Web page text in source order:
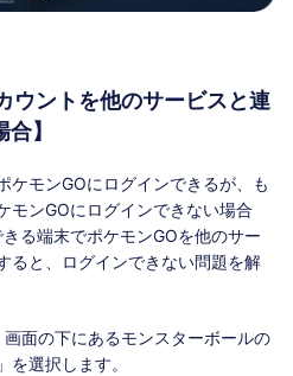
ウントを他のサービスと連
】
ケモンGOにログインできるが、も
モンGOにログインできない場合
る端末でポケモンGOを他のサー
ると、ログインできない問題を解
面の下にあるモンスターボールの
選択します。